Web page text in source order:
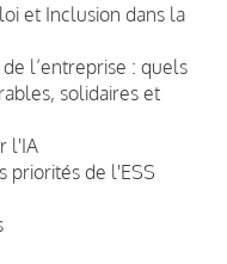
et Inclusion dans la
l’entreprise : quels
solidaires et
l'IA
priorités de l'ESS